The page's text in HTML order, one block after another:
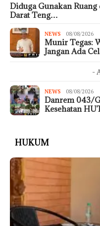
Diduga Gunakan Ruang
Darat Teng…
NEWS 08/08/2026
Munir Tegas:
Jangan Ada
-
NEWS 08/08/2026
Danrem 043/
Kesehatan
HUKUM